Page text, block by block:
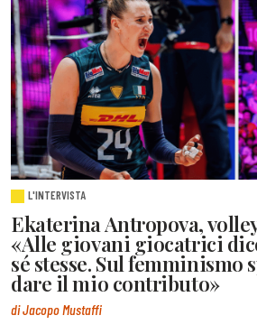
L'INTERVISTA
Ekaterina Antropova,
«Alle giovani giocatrici
sé stesse. Sul femminismo
dare il mio contributo»
di Jacopo Mustaffi